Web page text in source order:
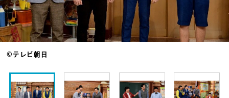
©テレビ朝日